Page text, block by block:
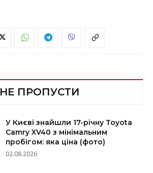
НЕ ПРОПУСТИ
У Києві знайшли 17-річну Toyota
Camry XV40 з мінімальним
пробігом: яка ціна (фото)
02.08.2026